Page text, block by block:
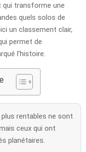
qui transforme une
quels solos de
un classement clair,
permet de
l’histoire.
rentables ne sont
ceux qui ont
planétaires.